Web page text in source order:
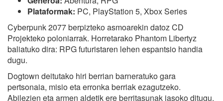
Plataformak: PC, PlayStation 5, Xbox Series
Cyberpunk 2077 berpizteko asmoarekin datoz CD
Projekteko poloniarrak. Horretarako Phantom Libertyz
baliatuko dira: RPG futuristaren lehen espantsio handia
dugu.
Dogtown deitutako hiri berrian barneratuko gara
pertsonaia, misio eta erronka berriak ezagutzeko.
Abilezien eta armen aldetik ere berritasunak jasoko ditugu,